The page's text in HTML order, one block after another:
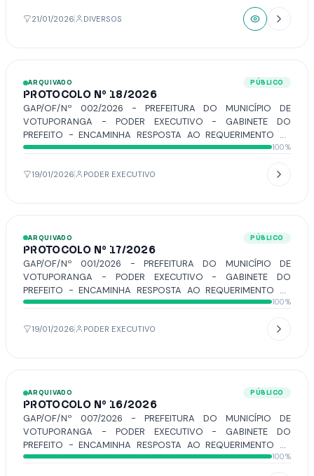
21/01/2026 DIVERSOS
ARQUIVADO PÚBLICO
PROTOCOLO Nº 18/2026
GAP/OF/Nº 002/2026 - PREFEITURA DO MUNICÍPIO DE
VOTUPORANGA - PODER EXECUTIVO - GABINETE DO
PREFEITO - ENCAMINHA RESPOSTA AO REQUERIMENTO Nº
305/2025, DE AUTORIA DO VEREADOR O WARTÃO.
100%
19/01/2026 PODER EXECUTIVO
ARQUIVADO PÚBLICO
PROTOCOLO Nº 17/2026
GAP/OF/Nº 001/2026 - PREFEITURA DO MUNICÍPIO DE
VOTUPORANGA - PODER EXECUTIVO - GABINETE DO
PREFEITO - ENCAMINHA RESPOSTA AO REQUERIMENTO Nº
302/2025, DE AUTORIA DO VEREADOR MARCÃO BRAZ.
100%
19/01/2026 PODER EXECUTIVO
ARQUIVADO PÚBLICO
PROTOCOLO Nº 16/2026
GAP/OF/Nº 007/2026 - PREFEITURA DO MUNICÍPIO DE
VOTUPORANGA - PODER EXECUTIVO - GABINETE DO
PREFEITO - ENCAMINHA RESPOSTA AO REQUERIMENTO Nº
309/2025, DE AUTORIA DO VEREADOR O WARTÃO.
100%